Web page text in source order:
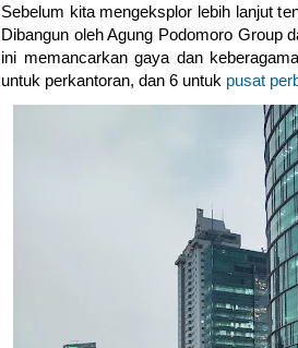
Sebelum kita mengeksplor lebih lanjut
Dibangun oleh Agung Podomoro Group
ini memancarkan gaya dan
untuk perkantoran, dan 6 untuk pusat